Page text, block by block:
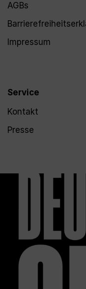
AGBs
Impressum
Service
Kontakt
Presse